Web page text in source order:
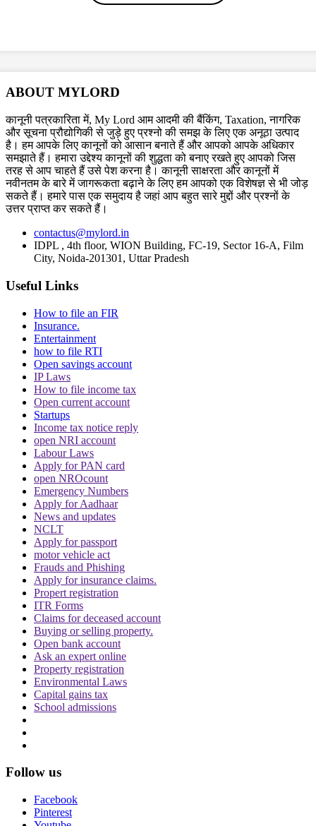
Trending in Hindi
CJI पर जूता फेंकने वाले वकील की बढ़ी मुश्किलें, AG
पर्सनैलिटी राइट्स मामले में ऋतिक रोशन को मिली
Delhi HC को बड़ी राहत, कहा- ऑनलाइन प्लेटफॉर्म्स
को ऐसे पोस्ट हटाने होंगे
दिवाली पर Delhi-NCR के लोग फोड़ सकेंगे पटाखें,
इन शर्तों के साथ सुप्रीम कोर्ट ने दी ये इजाजत
बिहार विधानसभा चुनाव लड़ने के लिए अंतरिम जमानत
की मांग, शरजील इमाम ने Delhi Court से याचिका
वापस ली, अब सुप्रीम कोर्ट जाएंगे
थानों में लोगों की मौत के मामले में सुप्रीम कोर्ट सख्त,
सरकार से मांगा जवाब
ABOUT MYLORD
कानूनी पत्रकारिता में, My Lord आम आदमी की बैंकिंग, Taxation, नागरिक
और सूचना प्रौद्योगिकी से जुड़े हुए प्रश्नो की समझ के लिए एक अनूठा उत्पाद
है। हम आपके लिए कानूनों को आसान बनाते हैं और आपको आपके अधिकार
समझाते हैं। हमारा उद्देश्य कानूनों की शुद्धता को बनाए रखते हुए आपको जिस
तरह से आप चाहते हैं उसे पेश करना है। कानूनी साक्षरता और कानूनों में
नवीनतम के बारे में जागरूकता बढ़ाने के लिए हम आपको एक विशेषज्ञ से भी जोड़
सकते हैं। हमारे पास एक समुदाय है जहां आप बहुत सारे मुद्दों और प्रश्नों के
उत्तर प्राप्त कर सकते हैं।
contactus@mylord.in
IDPL , 4th floor, WION Building, FC-19, Sector 16-A, Film
City, Noida-201301, Uttar Pradesh
Useful Links
How to file an FIR
Insurance.
Entertainment
how to file RTI
Open savings account
IP Laws
How to file income tax
Open current account
Startups
Income tax notice reply
open NRI account
Labour Laws
Apply for PAN card
open NROcount
Emergency Numbers
Apply for Aadhaar
News and updates
NCLT
Apply for passport
motor vehicle act
Frauds and Phishing
Apply for insurance claims.
Propert registration
ITR Forms
Claims for deceased account
Buying or selling property.
Open bank account
Ask an expert online
Property registration
Environmental Laws
Capital gains tax
School admissions
Follow us
Facebook
Pinterest